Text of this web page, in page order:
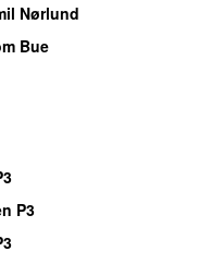
Nørlund
Bue
P3